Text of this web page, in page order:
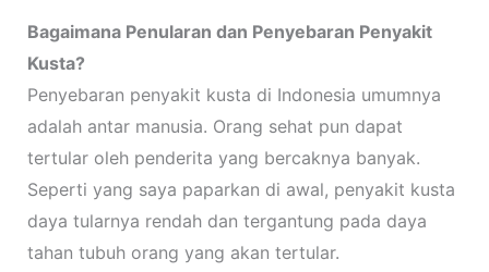
Bagaimana Penularan dan Penyebaran Penyakit
Kusta?
Penyebaran penyakit kusta di Indonesia umumnya
adalah antar manusia. Orang sehat pun dapat
tertular oleh penderita yang bercaknya banyak.
Seperti yang saya paparkan di awal, penyakit kusta
daya tularnya rendah dan tergantung pada daya
tahan tubuh orang yang akan tertular.